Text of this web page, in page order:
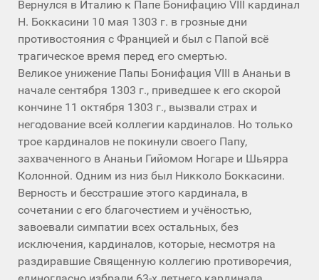
Вернулся в Италию к Папе Бонифацию VIII кардинал
Н. Боккасини 10 мая 1303 г. в грозные дни
противостояния с Францией и был с Папой всё
трагическое время перед его смертью.
Великое унижение Папы Бонифация VIII в Ананьи в
начале сентября 1303 г., приведшее к его скорой
кончине 11 октября 1303 г., вызвали страх и
негодование всей коллегии кардиналов. Но только
трое кардиналов не покинули своего Папу,
захваченного в Ананьи Гийомом Ногаре и Шьярра
Колонной. Одним из низ был Никколо Боккасини.
Верность и бесстрашие этого кардинала, в
сочетании с его благочестием и учёностью,
завоевали симпатии всех остальных, без
исключения, кардиналов, которые, несмотря на
раздиравшие Священную коллегию противоречия,